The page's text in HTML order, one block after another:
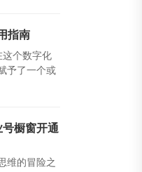
指南
个数字化
予了一个或
橱窗开通
维的冒险之